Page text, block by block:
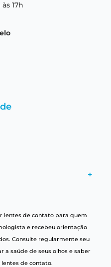
17h
+
lentes de contato para quem
e recebeu orientação
Consulte regularmente seu
a saúde de seus olhos e saber
de contato.